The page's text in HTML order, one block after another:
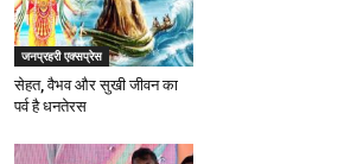
जनप्रहरी एक्सप्रेस
सेहत, वैभव और सुखी जीवन का
पर्व है धनतेरस